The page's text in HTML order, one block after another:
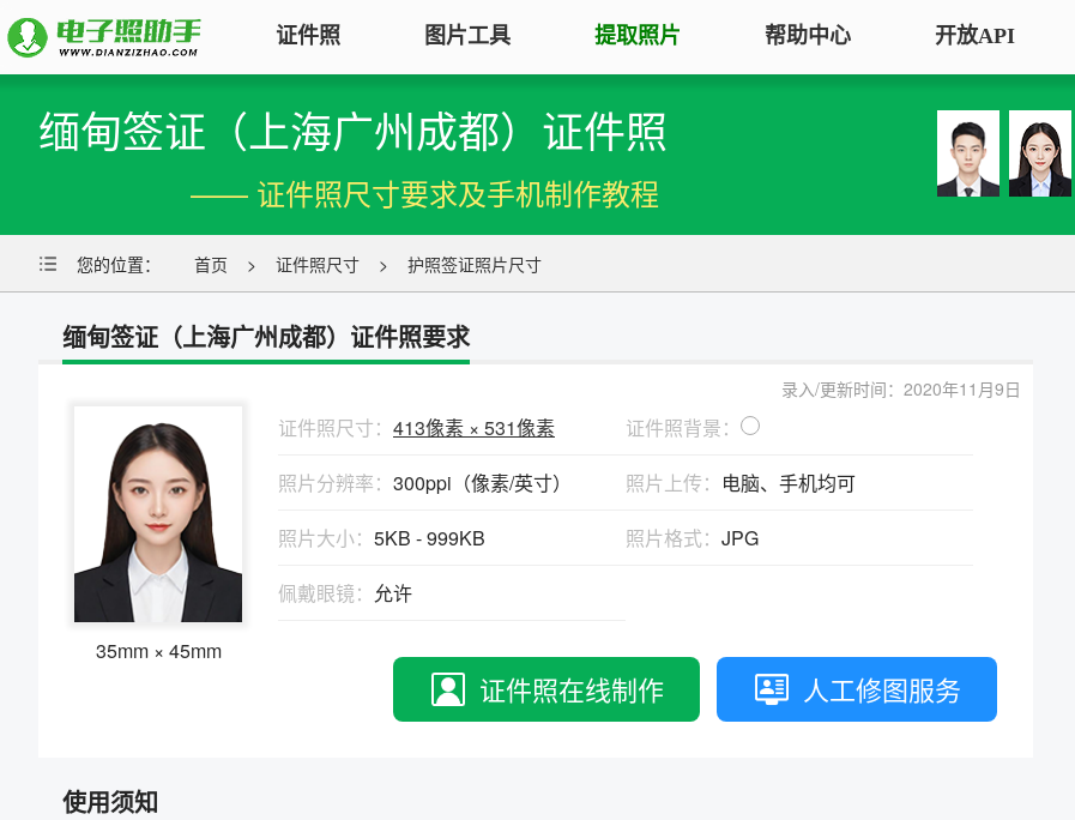
证件照
证件照电子版制作
一寸照片|二寸照片|五寸照片
报名照片
批量处理证件照
照片换背景色、修改尺寸、压缩KB
高效批量改图，会员低至0.25元
证件照回执
社保卡|居住证
网约车证|
特色服务专区
上传照片包过审 | 全程报名
证件照采集
全国中
银行社
退役军
中小学
高校证
制卡印
图片工具
图片压缩
图片合并
图片加水印
Logo
图片去水印
涂抹轻松去掉照片上的水印、杂
物、瑕疵和斑点
手机拍照扫描仪
化一键搞定
图片改分辨率（DPI/PPI）
换算图片尺寸常见单位，如毫米、
像素、分辨率
图片彩色转黑白灰
拟打印效果
证
将
用于
常
A3/
提取照片 帮助中心 开放API
缅甸签证（上海广州成都）证件照
—— 证件照尺寸要求及手机制作教程
您的位置： 首页 > 证件照尺寸 > 护照签证照片尺寸
缅甸签证（上海广州成都）证件照要求
录入/更新时间：2020年11月9日
35mm × 45mm
证件照尺寸： 413像素 × 531像素
证件照背景：
照片分辨率： 300ppi（像素/英寸） 照片上传： 电脑、手机均可
照片大小： 5KB - 999KB 照片格式： JPG
佩戴眼镜： 允许
证件照在线制作 人工修图服务
使用须知